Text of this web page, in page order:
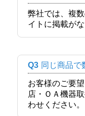
弊社では、複
イトに掲載が
Q3 同じ商品で
お客様のご要
店・ＯＡ機器
わせください。